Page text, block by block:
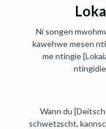
Ni songen
kawehwe mesen
me ntingie
Wann du
schwetzscht,